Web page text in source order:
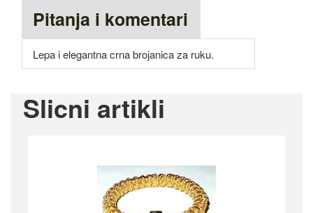
Pitanja i komentari
Lepa i elegantna crna brojanica za ruku.
Slicni artikli